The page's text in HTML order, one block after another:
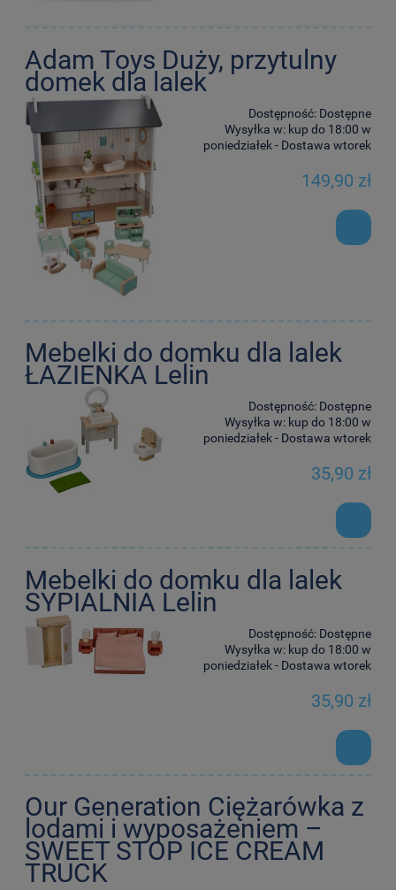
Adam Toys Duży, przytulny
domek dla lalek
Dostępność: Dostępne
Wysyłka w: kup do 18:00 w
poniedziałek - Dostawa wtorek
149,90 zł
Mebelki do domku dla lalek
ŁAZIENKA Lelin
Dostępność: Dostępne
Wysyłka w: kup do 18:00 w
poniedziałek - Dostawa wtorek
35,90 zł
Mebelki do domku dla lalek
SYPIALNIA Lelin
Dostępność: Dostępne
Wysyłka w: kup do 18:00 w
poniedziałek - Dostawa wtorek
35,90 zł
Our Generation Ciężarówka z
lodami i wyposażeniem –
SWEET STOP ICE CREAM
TRUCK